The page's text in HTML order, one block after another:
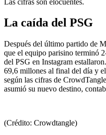
La caída del PSG
Después del último partido de
que el equipo parisino terminó
del PSG en Instagram
69,6 millones al final del día y
según las cifras de
asumió su nuevo destino,
(Crédito: Crowdtangle)